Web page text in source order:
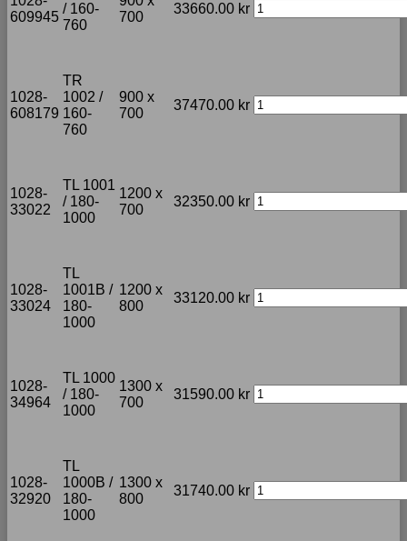
609945
/ 160-
760
700
33660.00 kr
1028-
608179
TR
1002 /
160-
760
900 x
700
37470.00 kr
1028-
33022
TL 1001
/ 180-
1000
1200 x
700
32350.00 kr
1028-
33024
TL
1001B /
180-
1000
1200 x
800
33120.00 kr
1028-
34964
TL 1000
/ 180-
1000
1300 x
700
31590.00 kr
1028-
32920
TL
1000B /
180-
1000
1300 x
800
31740.00 kr